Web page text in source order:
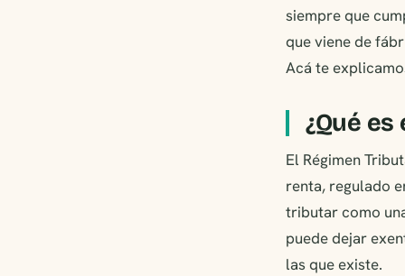
siempre que
que viene de
Acá te
¿Qué
El Régimen
renta, regulado
tributar como
puede dejar
las que existe.